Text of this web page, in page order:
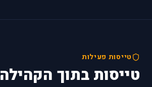
טייסות פעילות
טייסות בתוך הקהילה